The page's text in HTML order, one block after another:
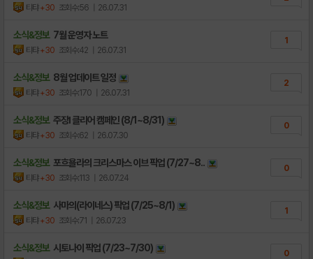
티탸+30 조회수:56 | 26.07.31
소식&정보 7월 운영자 노트
티탸+30 조회수:42 | 26.07.31
1
소식&정보 8월 업데이트 일정
티탸+30 조회수:170 | 26.07.31
2
소식&정보 주장Ⅰ 클리어 캠페인 (8/1~8/31)
티탸+30 조회수:62 | 26.07.30
0
소식&정보 포흐욜라의 크리스마스 이브 픽업 (7/27~8..
티탸+30 조회수:113 | 26.07.24
0
소식&정보 사마의(라이네스) 픽업 (7/25~8/1)
티탸+30 조회수:71 | 26.07.23
1
소식&정보 시토나이 픽업 (7/23~7/30) 0